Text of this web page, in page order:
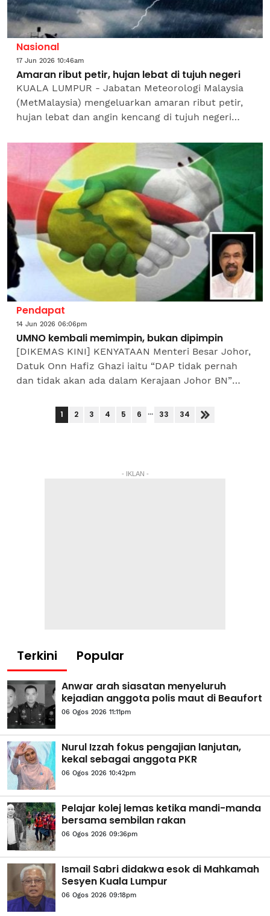
Nasional
17 Jun 2026 10:46am
Amaran ribut petir, hujan lebat di tujuh negeri
KUALA LUMPUR - Jabatan Meteorologi Malaysia
(MetMalaysia) mengeluarkan amaran ribut petir,
hujan lebat dan angin kencang di tujuh negeri
tengah hari...
Pendapat
14 Jun 2026 06:06pm
UMNO kembali memimpin, bukan dipimpin
[DIKEMAS KINI] KENYATAAN Menteri Besar Johor,
Datuk Onn Hafiz Ghazi iaitu “DAP tidak pernah
dan tidak akan ada dalam Kerajaan Johor BN”
penuh yakin...
1 2 3 4 5 6 ... 33 34
- IKLAN -
Terkini Popular
Anwar arah siasatan menyeluruh
kejadian anggota polis maut di Beaufort
06 Ogos 2026 11:11pm
Nurul Izzah fokus pengajian lanjutan,
kekal sebagai anggota PKR
06 Ogos 2026 10:42pm
Pelajar kolej lemas ketika mandi-manda
bersama sembilan rakan
06 Ogos 2026 09:36pm
Ismail Sabri didakwa esok di Mahkamah
Sesyen Kuala Lumpur
06 Ogos 2026 09:18pm